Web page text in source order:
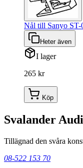
Nål till Sanyo ST-
Heter även
I lager
265 kr
Köp
Svalander
Tillägnad den svåra
08-522 153 70